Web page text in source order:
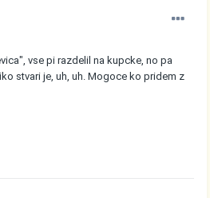
vse pi razdelil na kupcke, no pa
stvari je, uh, uh. Mogoce ko pridem z